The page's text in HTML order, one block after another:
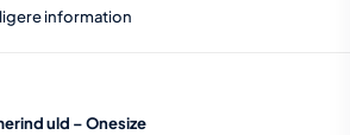
information
uld – Onesize